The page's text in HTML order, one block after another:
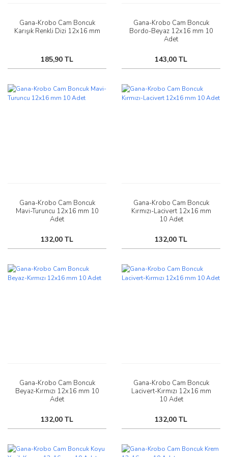
Gana-Krobo Cam Boncuk
Karışık Renkli Dizi 12x16 mm
185,90 TL
Gana-Krobo Cam Boncuk
Bordo-Beyaz 12x16 mm 10
Adet
143,00 TL
Gana-Krobo Cam Boncuk
Mavi-Turuncu 12x16 mm 10
Adet
132,00 TL
Gana-Krobo Cam Boncuk
Kırmızı-Lacivert 12x16 mm
10 Adet
132,00 TL
Gana-Krobo Cam Boncuk
Beyaz-Kırmızı 12x16 mm 10
Adet
132,00 TL
Gana-Krobo Cam Boncuk
Lacivert-Kırmızı 12x16 mm
10 Adet
132,00 TL